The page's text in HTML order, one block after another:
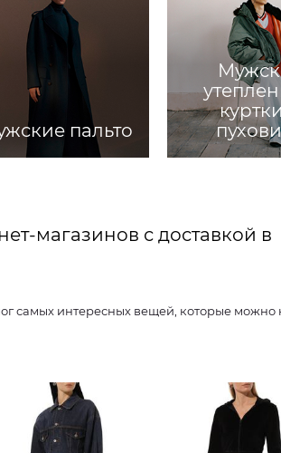
пальто
магазинов с доставкой в
ценами: каталог самых интересных вещей, которые